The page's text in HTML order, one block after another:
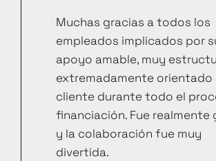
Muchas gracias a todos los
empleados implicados por
apoyo amable, muy
extremadamente orientado
cliente durante todo el
financiación. Fue realmente
y la colaboración fue muy
divertida.